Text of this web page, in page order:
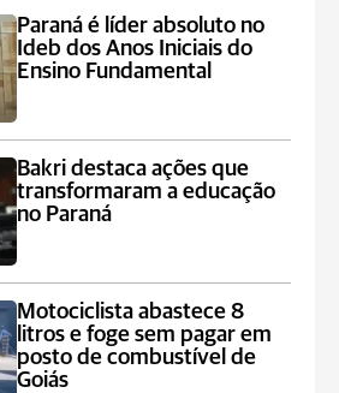
Paraná é líder absoluto no
Ideb dos Anos Iniciais do
Ensino Fundamental
Bakri destaca ações que
transformaram a educação
no Paraná
Motociclista abastece 8
litros e foge sem pagar em
posto de combustível de
Goiás